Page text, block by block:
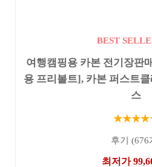
BEST
여행캠핑용 카본 전기장판
용 프리볼트], 카본 퍼스트
스
후기 (676
최저가